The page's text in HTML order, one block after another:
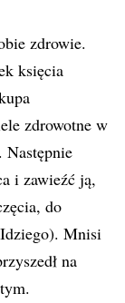
zdrowie.
księcia
zdrowotne w
Następnie
i zawieźć ją,
do
Mnisi
na